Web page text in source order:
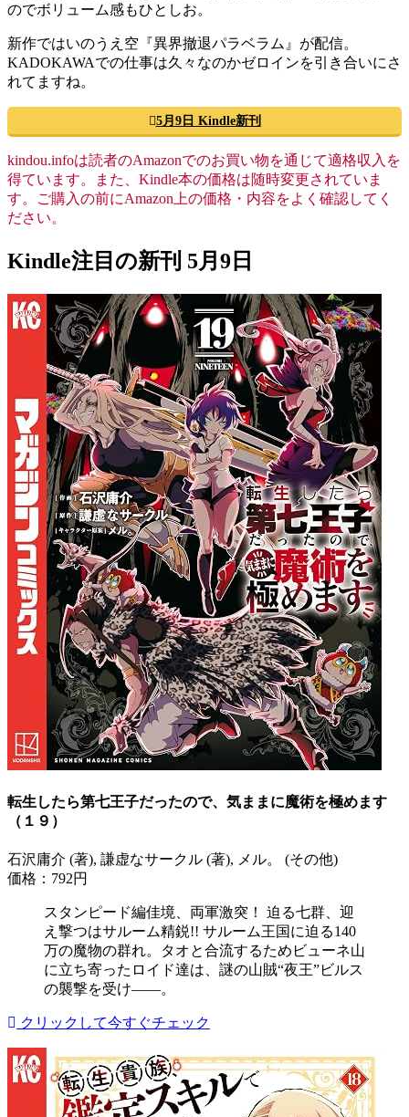
のでボリューム感もひとしお。
新作ではいのうえ空『異界撤退パラベラム』が配信。
KADOKAWAでの仕事は久々なのかゼロインを引き合いにさ
れてますね。
5月9日 Kindle新刊
kindou.infoは読者のAmazonでのお買い物を通じて適格収入を
得ています。また、Kindle本の価格は随時変更されていま
す。ご購入の前にAmazon上の価格・内容をよく確認してく
ださい。
Kindle注目の新刊 5月9日
転生したら第七王子だったので、気ままに魔術を極めます
（１９）
石沢庸介 (著), 謙虚なサークル (著), メル。 (その他)
価格：792円
スタンピード編佳境、両軍激突！ 迫る七群、迎
え撃つはサルーム精鋭!! サルーム王国に迫る140
万の魔物の群れ。タオと合流するためビューネ山
に立ち寄ったロイド達は、謎の山賊“夜王”ビルス
の襲撃を受け――。
クリックして今すぐチェック